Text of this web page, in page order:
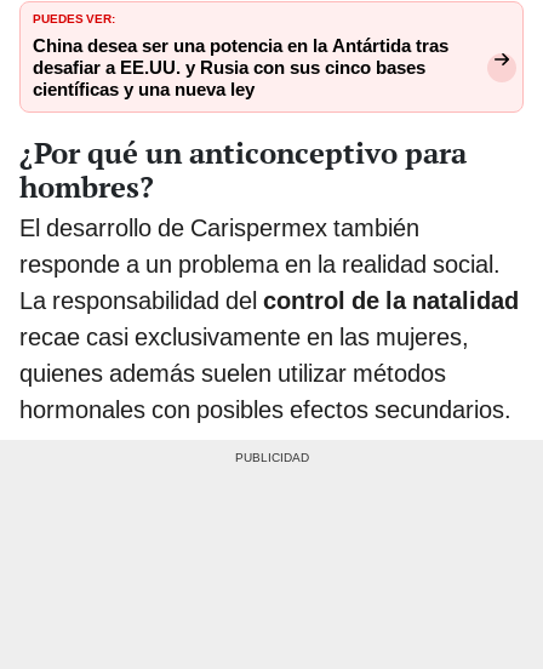
PUEDES VER:
China desea ser una potencia en la Antártida tras
desafiar a EE.UU. y Rusia con sus cinco bases
científicas y una nueva ley
¿Por qué un anticonceptivo para
hombres?
El desarrollo de Carispermex también
responde a un problema en la realidad social.
La responsabilidad del control de la natalidad
recae casi exclusivamente en las mujeres,
quienes además suelen utilizar métodos
hormonales con posibles efectos secundarios.